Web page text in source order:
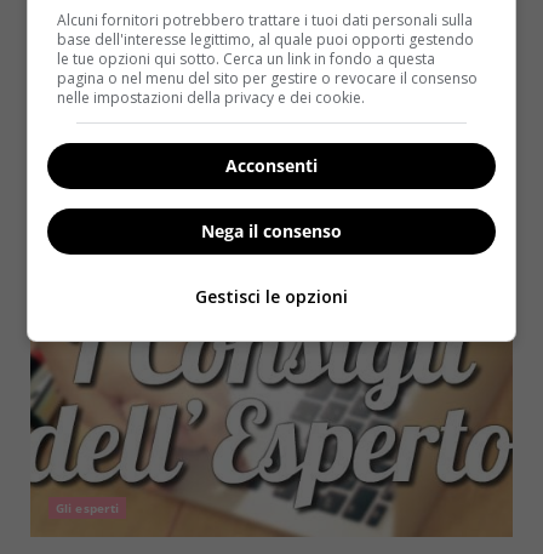
Beve frullati a base di sperma: così raccoglie
anticorpi per l’influenza
Redazione 11 Novembre 2016
C’è chi assume vitamine, chi preferisce gli integratori
minerali, chi si impegna a bere spremute d’arancia e...
Gli esperti
Alcuni fornitori potrebbero trattare i tuoi dati personali sulla
base dell'interesse legittimo, al quale puoi opporti gestendo
le tue opzioni qui sotto. Cerca un link in fondo a questa
pagina o nel menu del sito per gestire o revocare il consenso
nelle impostazioni della privacy e dei cookie.
Acconsenti
Nega il consenso
Gestisci le opzioni